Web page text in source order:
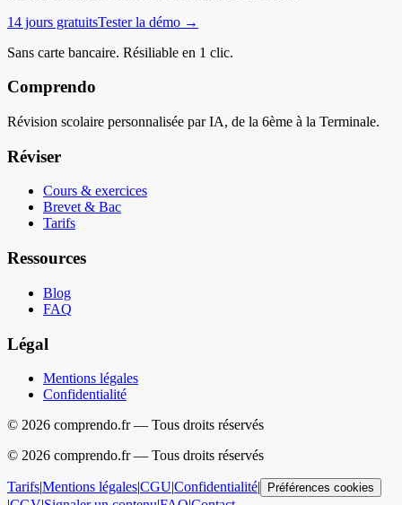
14 jours gratuitsTester la démo →
Sans carte bancaire. Résiliable en 1 clic.
Comprendo
Révision scolaire personnalisée par IA, de la 6ème à la Terminale.
Réviser
Cours & exercices
Brevet & Bac
Tarifs
Ressources
Blog
FAQ
Légal
Mentions légales
Confidentialité
© 2026 comprendo.fr — Tous droits réservés
© 2026 comprendo.fr — Tous droits réservés
Tarifs|Mentions légales|CGU|Confidentialité| Préférences cookies